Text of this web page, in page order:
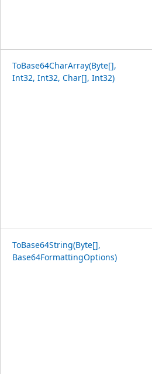
ToBase64CharArray(Byte[],
Int32, Int32, Char[], Int32)
ToBase64String(Byte[],
Base64FormattingOptions)